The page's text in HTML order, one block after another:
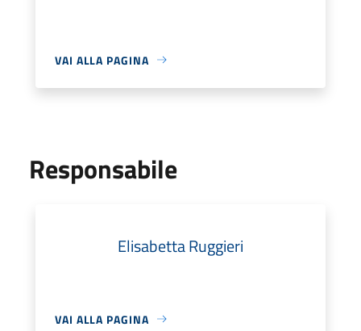
VAI ALLA PAGINA
Responsabile
Elisabetta Ruggieri
VAI ALLA PAGINA